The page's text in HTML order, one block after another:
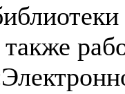
также